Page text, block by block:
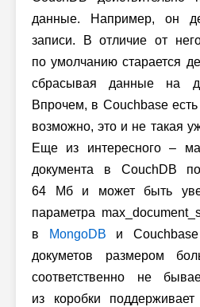
данные. Например, он
записи. В отличие от
по умолчанию старается
сбрасывая данные на
Впрочем, в Couchbase есть
возможно, это и не такая
Еще из интересного –
документа в CouchDB
64 Мб и может быть
параметра
в
MongoDB и Couchbase
докуметов размером
соответственно не
из коробки